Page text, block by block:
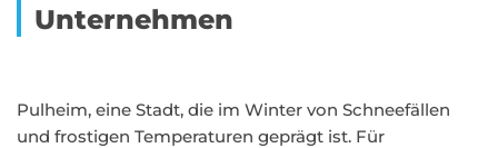
Unternehmen
Pulheim, eine Stadt, die im Winter von Schneefällen
und frostigen Temperaturen geprägt ist. Für